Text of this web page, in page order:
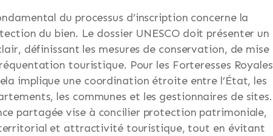
du processus d’inscription concerne la
du bien. Le dossier UNESCO doit présenter un
définissant les mesures de conservation, de mise
touristique. Pour les Forteresses Royales
implique une coordination étroite entre l’État, les
les communes et les gestionnaires de sites.
partagée vise à concilier protection patrimoniale,
et attractivité touristique, tout en évitant